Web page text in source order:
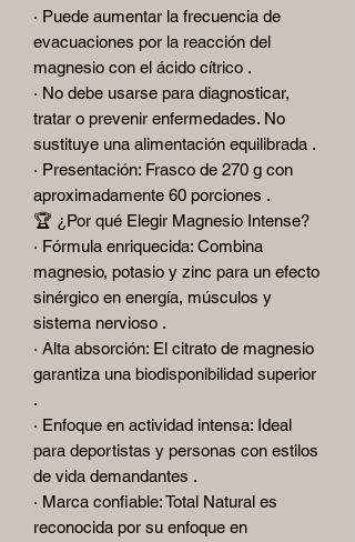
· Puede aumentar la frecuencia de
evacuaciones por la reacción del
magnesio con el ácido cítrico .
· No debe usarse para diagnosticar,
tratar o prevenir enfermedades. No
sustituye una alimentación equilibrada .
· Presentación: Frasco de 270 g con
aproximadamente 60 porciones .
🏆 ¿Por qué Elegir Magnesio Intense?
· Fórmula enriquecida: Combina
magnesio, potasio y zinc para un efecto
sinérgico en energía, músculos y
sistema nervioso .
· Alta absorción: El citrato de magnesio
garantiza una biodisponibilidad superior
.
· Enfoque en actividad intensa: Ideal
para deportistas y personas con estilos
de vida demandantes .
· Marca confiable: Total Natural es
reconocida por su enfoque en